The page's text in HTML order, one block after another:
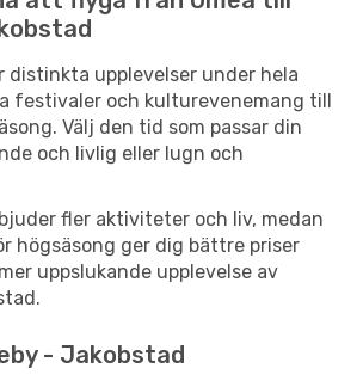
distinkta upplevelser under hela
festivaler och kulturevenemang till
Välj den tid som passar din
och livlig eller lugn och
fler aktiviteter och liv, medan
högsäsong ger dig bättre priser
uppslukande upplevelse av
- Jakobstad